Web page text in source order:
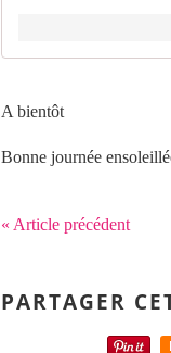
A bientôt
Bonne journée
« Article précédent
PARTAGER